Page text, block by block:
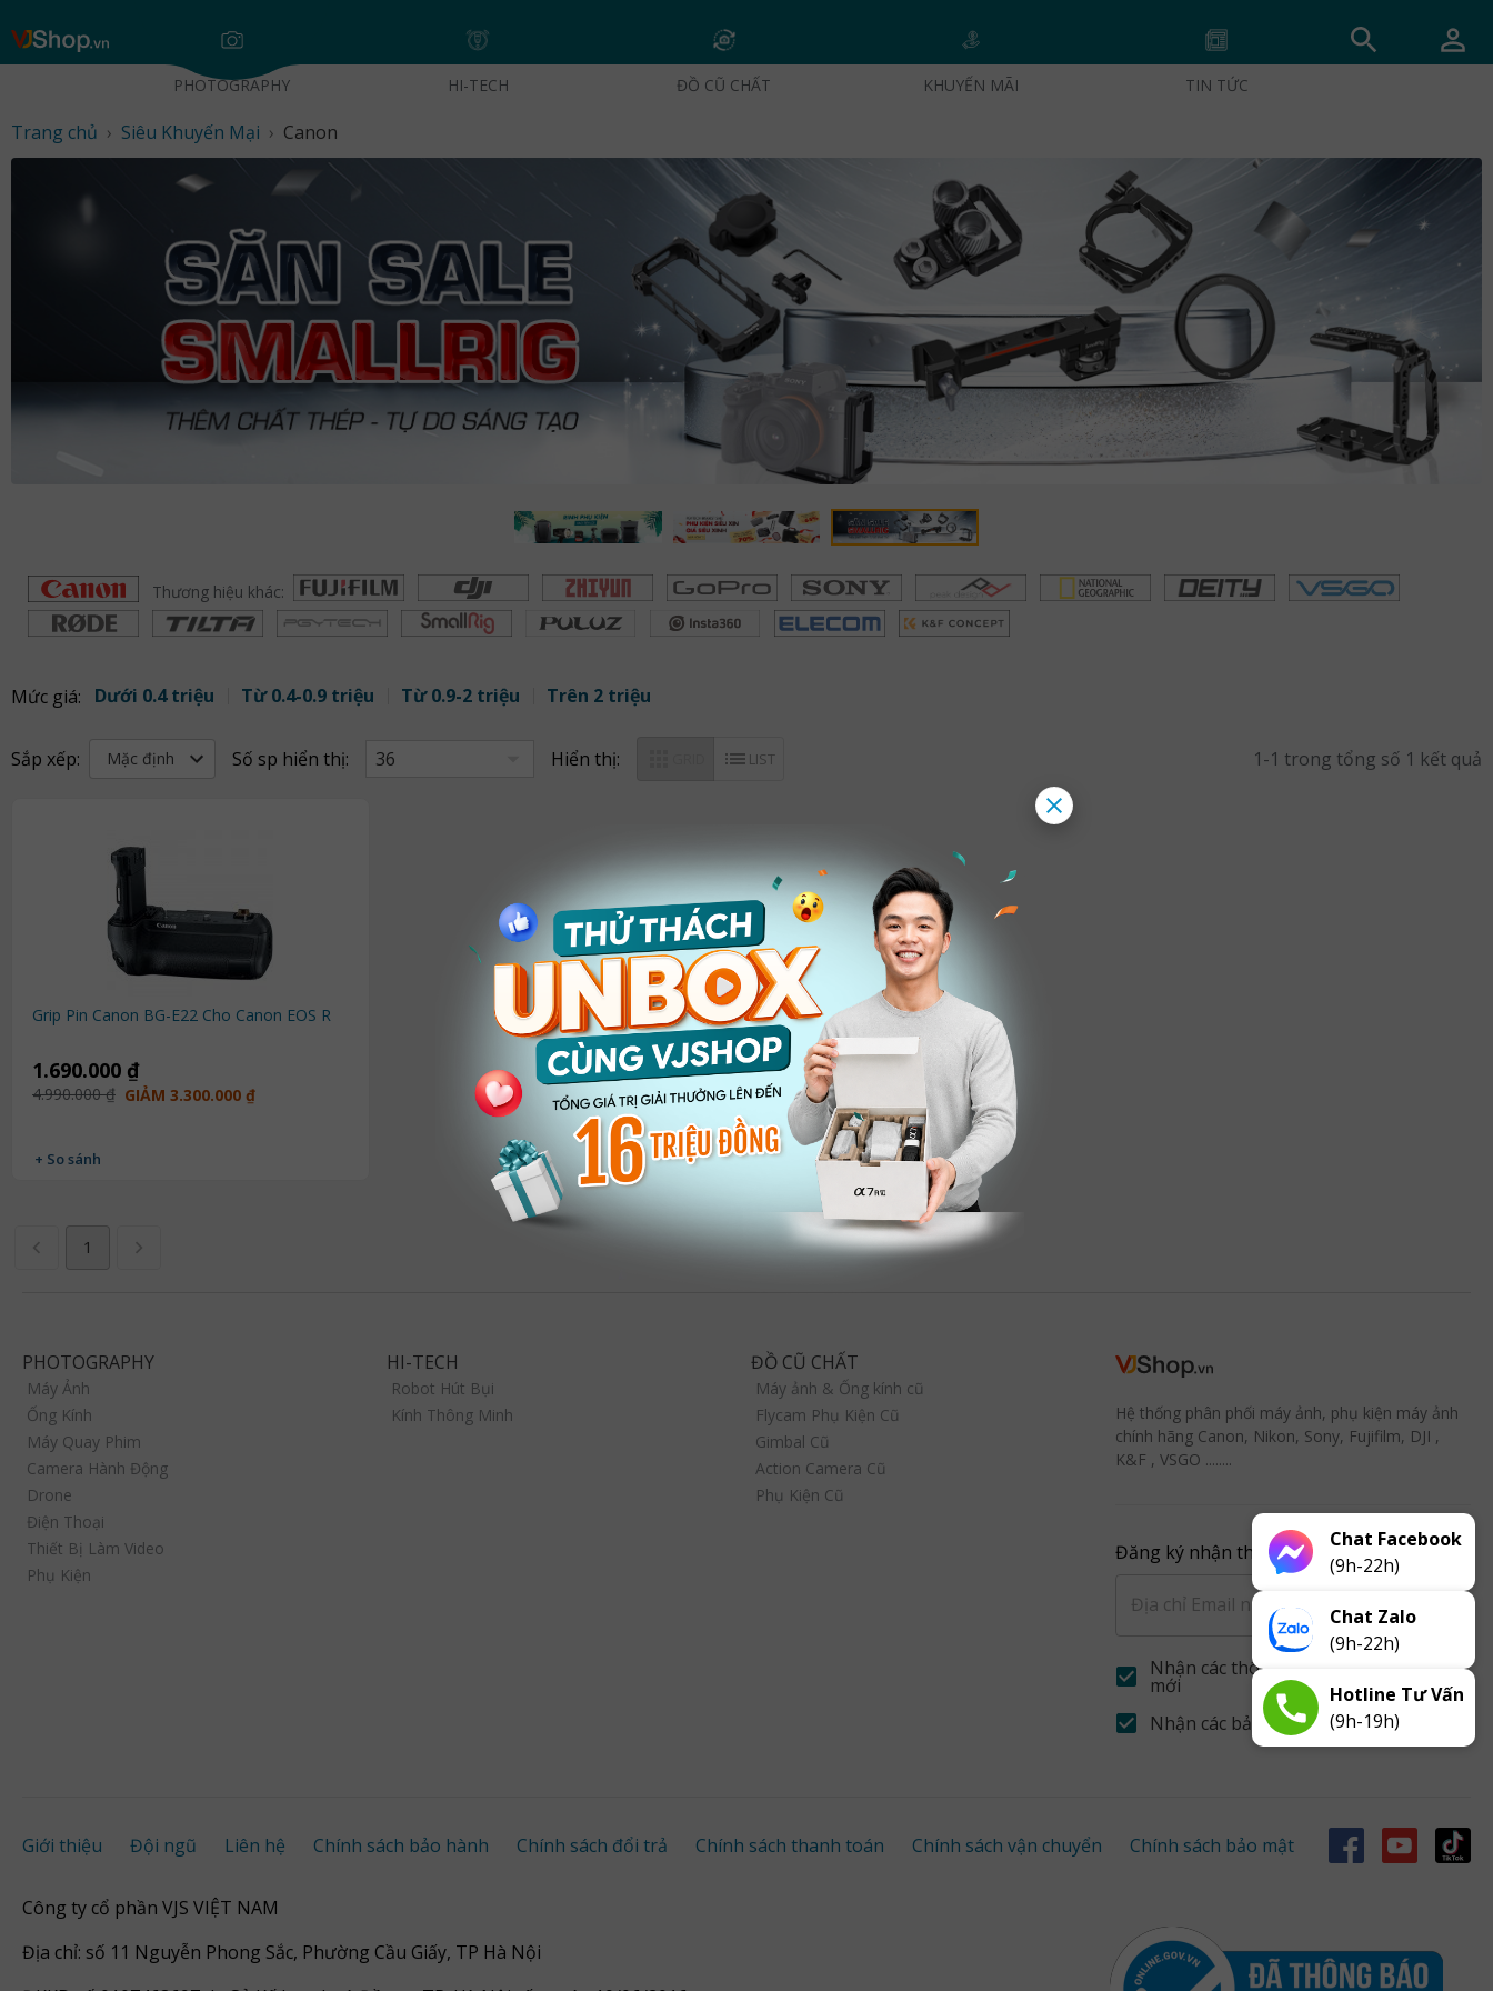
Skip
VJShop.vn
PHOTOGRAPHY HI-TECH ĐỒ CŨ CHẤT KHUYẾN MÃI TIN TỨC
Trang chủ › Siêu Khuyến Mại › Canon
Thương hiệu khác:
Mức giá: Dưới 0.4 triệu Từ 0.4-0.9 triệu Từ 0.9-2 triệu Trên 2 triệu
Sắp xếp: Mặc định Số sp hiển thị: 36 Hiển thị: LIST 1-1 trong tổng số 1 kết quả
Grip Pin Canon BG-E22 Cho Canon EOS R
1.690.000 ₫
4.990.000 ₫ GIẢM 3.300.000 ₫
+ So sánh
1
PHOTOGRAPHY
Máy Ảnh
Ống Kính
Máy Quay Phim
Camera Hành Động
Drone
Điện Thoại
Thiết Bị Làm Video
Phụ Kiện
HI-TECH
Robot Hút Bụi
Kính Thông Minh
ĐỒ CŨ CHẤT
Máy ảnh & Ống kính cũ
Flycam Phụ Kiện Cũ
Gimbal Cũ
Action Camera Cũ
Phụ Kiện Cũ
Hệ thống phân phối máy ảnh, phụ kiện máy ảnh
chính hãng Canon, Nikon, Sony, Fujifilm, DJI ,
K&F , VSGO ........
Đăng ký nhận thông báo từ VJ
Nhận các thông báo khuyễn mãi
mới
Nhận các bản tin về sản phẩm mới
Giới thiệu Đội ngũ Liên hệ Chính sách bảo hành Chính sách đổi trả Chính sách thanh toán Chính sách vận chuyển Chính sách bảo mật
Công ty cổ phần VJS VIỆT NAM
Địa chỉ: số 11 Nguyễn Phong Sắc, Phường Cầu Giấy, TP Hà Nội
Chat Facebook
(9h-22h)
Chat Zalo
(9h-22h)
Hotline Tư Vấn
(9h-19h)